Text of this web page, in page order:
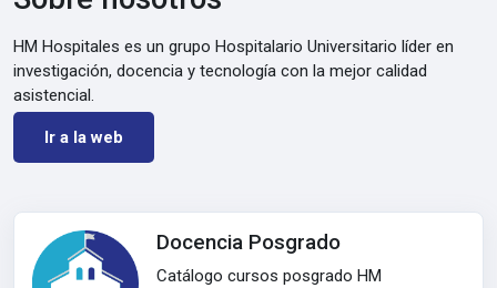
HM Hospitales es un grupo Hospitalario Universitario líder en
investigación, docencia y tecnología con la mejor calidad
asistencial.
Ir a la web
Docencia Posgrado
Catálogo cursos posgrado HM